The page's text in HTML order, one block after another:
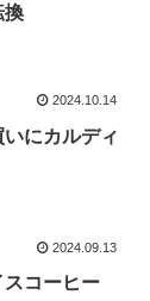
換
2024.10.14
にカルディ
2024.09.13
スコーヒー